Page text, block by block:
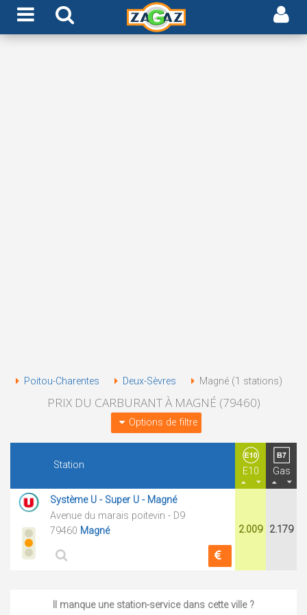
Poitou-Charentes Deux-Sèvres Magné (1 stations)
PRIX DU CARBURANT À MAGNÉ (79460)
Options de filtre
Station
E10 Gas
Système U - Super U - Magné
Avenue du marais poitevin - D9
79460 Magné 2.009 2.179
Il manque une station-service dans cette ville ?